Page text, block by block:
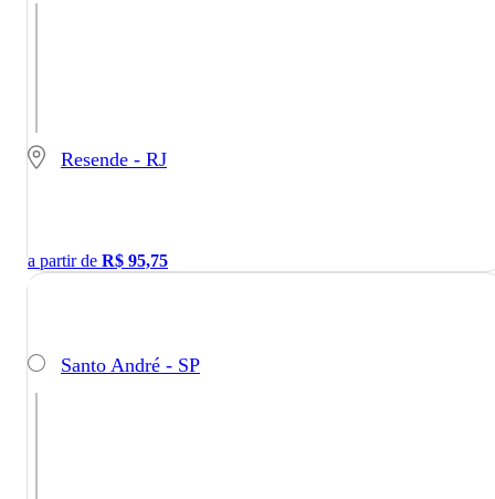
Resende - RJ
a partir de R$ 95,75
Santo André - SP